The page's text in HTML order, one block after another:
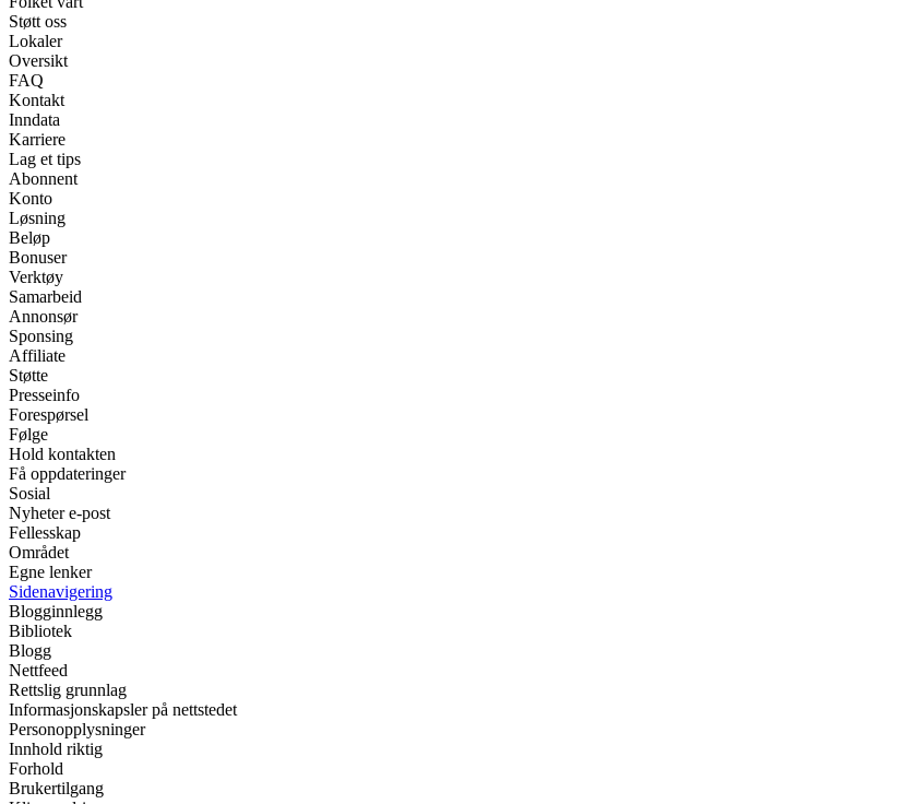
Støtt oss
Lokaler
Oversikt
FAQ
Kontakt
Inndata
Karriere
Lag et tips
Abonnent
Konto
Løsning
Beløp
Bonuser
Verktøy
Samarbeid
Annonsør
Sponsing
Affiliate
Støtte
Presseinfo
Forespørsel
Følge
Hold kontakten
Få oppdateringer
Sosial
Nyheter e-post
Fellesskap
Området
Egne lenker
Sidenavigering
Blogginnlegg
Bibliotek
Blogg
Nettfeed
Rettslig grunnlag
Informasjonskapsler på nettstedet
Personopplysninger
Innhold riktig
Forhold
Brukertilgang